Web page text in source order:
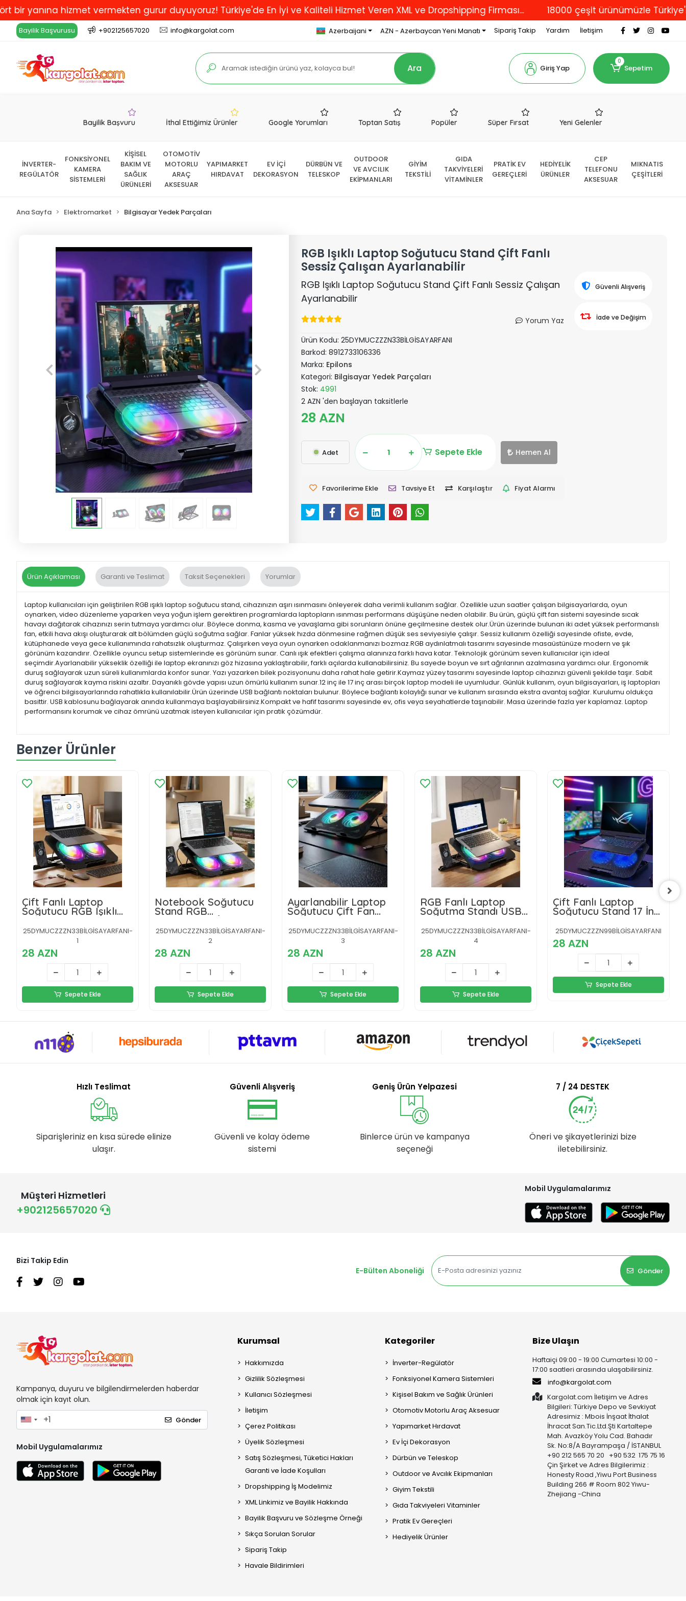
hizmet vermekten gurur duyuyoruz! Türkiye'de En İyi ve Kaliteli Hizmet Veren XML ve Dropshipping Firması... 18000 çeşit ürünümüzle Türkiye'nin
Bayilik Başvurusu +902125657020 info@kargolat.com Azerbaijani AZN - Azerbaycan Yeni Manatı Sipariş Takip Yardım İletişim
Ara Giriş Yap
0
Sepetim
Bayilik Başvuru İthal Ettiğimiz Ürünler Google Yorumları Toptan Satış Popüler Süper Fırsat Yeni Gelenler
İNVERTER-
REGÜLATÖR
FONKSİYONEL
KAMERA
SİSTEMLERİ
KİŞİSEL
BAKIM VE
SAĞLIK
ÜRÜNLERİ
OTOMOTİV
MOTORLU
ARAÇ
AKSESUAR
YAPIMARKET
HIRDAVAT
EV İÇİ
DEKORASYON
DÜRBÜN VE
TELESKOP
OUTDOOR
VE AVCILIK
EKİPMANLARI
GİYİM
TEKSTİLİ
GIDA
TAKVİYELERİ
VİTAMİNLER
PRATİK EV
GEREÇLERİ
HEDİYELİK
ÜRÜNLER
CEP
TELEFONU
AKSESUAR
MIKNATIS
ÇEŞİTLERİ
Ana Sayfa Elektromarket Bilgisayar Yedek Parçaları
RGB Işıklı Laptop Soğutucu Stand Çift Fanlı
Sessiz Çalışan Ayarlanabilir
RGB Işıklı Laptop Soğutucu Stand Çift Fanlı Sessiz Çalışan
Ayarlanabilir
Yorum Yaz
Ürün Kodu:25DYMUCZZZN33BİLGİSAYARFANI
Barkod:8912733106336
Marka: Epilons
Kategori: Bilgisayar Yedek Parçaları
Stok: 4991
2 AZN 'den başlayan taksitlerle
28 AZN
Adet Sepete Ekle Hemen Al
Favorilerime Ekle Tavsiye Et Karşılaştır Fiyat Alarmı
Güvenli Alışveriş
İade ve Değişim
Ürün Açıklaması Garanti ve Teslimat Taksit Seçenekleri Yorumlar
Laptop kullanıcıları için geliştirilen RGB ışıklı laptop soğutucu stand, cihazınızın aşırı ısınmasını önleyerek daha verimli kullanım sağlar. Özellikle uzun saatler çalışan bilgisayarlarda, oyun
oynarken, video düzenleme yaparken veya yoğun işlem gerektiren programlarda laptopların ısınması performans düşüşüne neden olabilir. Bu ürün, güçlü çift fan sistemi sayesinde sıcak
havayı dağıtarak cihazınızı serin tutmaya yardımcı olur. Böylece donma, kasma ve yavaşlama gibi sorunların önüne geçilmesine destek olur.Ürün üzerinde bulunan iki adet yüksek performanslı
fan, etkili hava akışı oluşturarak alt bölümden güçlü soğutma sağlar. Fanlar yüksek hızda dönmesine rağmen düşük ses seviyesiyle çalışır. Sessiz kullanım özelliği sayesinde ofiste, evde,
kütüphanede veya gece kullanımında rahatsızlık oluşturmaz. Çalışırken veya oyun oynarken odaklanmanızı bozmaz.RGB aydınlatmalı tasarımı sayesinde masaüstünüze modern ve şık
görünüm kazandırır. Özellikle oyuncu setup sistemlerinde es görünüm sunar. Canlı ışık efektleri çalışma alanınıza farklı hava katar. Teknolojik görünüm seven kullanıcılar için ideal
seçimdir.Ayarlanabilir yükseklik özelliği ile laptop ekranınızı göz hizasına yaklaştırabilir, farklı açılarda kullanabilirsiniz. Bu sayede boyun ve sırt ağrılarının azalmasına yardımcı olur. Ergonomik
duruş sağlayarak uzun süreli kullanımlarda konfor sunar. Yazı yazarken bilek pozisyonunu daha rahat hale getirir.Kaymaz yüzey tasarımı sayesinde laptop cihazınızı güvenli şekilde taşır. Sabit
duruş sağlayarak kayma riskini azaltır. Dayanıklı gövde yapısı uzun ömürlü kullanım sunar.12 inç ile 17 inç arası birçok laptop modeli ile uyumludur. Günlük kullanım, oyun bilgisayarları, iş laptopları
ve öğrenci bilgisayarlarında rahatlıkla kullanılabilir.Ürün üzerinde USB bağlantı noktaları bulunur. Böylece bağlantı kolaylığı sunar ve kullanım sırasında ekstra avantaj sağlar. Kurulumu oldukça
basittir. USB kablosunu bağlayarak anında kullanmaya başlayabilirsiniz.Kompakt ve hafif tasarımı sayesinde ev, ofis veya seyahatlerde taşınabilir. Masa üzerinde fazla yer kaplamaz. Laptop
performansını korumak ve cihaz ömrünü uzatmak isteyen kullanıcılar için pratik çözümdür.
Benzer Ürünler
Çift Fanlı Laptop
Soğutucu RGB Işıklı
Sessiz Notebook
Standı
25DYMUCZZZN33BİLGİSAYARFANI-
1
28 AZN
Sepete Ekle
Notebook Soğutucu
Stand RGB
Aydınlatmalı İki Fanlı
Laptop Altlığı
25DYMUCZZZN33BİLGİSAYARFANI-
2
28 AZN
Sepete Ekle
Ayarlanabilir Laptop
Soğutucu Çift Fan
RGB Işıklı Sessiz
Çalışan
25DYMUCZZZN33BİLGİSAYARFANI-
3
28 AZN
Sepete Ekle
RGB Fanlı Laptop
Soğutma Standı USB
Girişli Notebook
Yükseltici
25DYMUCZZZN33BİLGİSAYARFANI-
4
28 AZN
Sepete Ekle
Çift Fanlı Laptop
Soğutucu Stand 17 İnç
Uyumlu 8 Kademeli
Ayarlı USB Girişli
25DYMUCZZZN99BİLGİSAYARFANI
28 AZN
Sepete Ekle
Hızlı Teslimat
Siparişleriniz en kısa sürede elinize
ulaşır.
Güvenli Alışveriş
Güvenli ve kolay ödeme
sistemi
Geniş Ürün Yelpazesi
Binlerce ürün ve kampanya
seçeneği
7 / 24 DESTEK
Öneri ve şikayetlerinizi bize
iletebilirsiniz.
Müşteri Hizmetleri
+902125657020
Mobil Uygulamalarımız
Bizi Takip Edin
E-Bülten Aboneliği
Gönder
Kampanya, duyuru ve bilgilendirmelerden haberdar
olmak için kayıt olun.
Gönder
Mobil Uygulamalarımız
Kurumsal
Hakkımızda
Gizlilik Sözleşmesi
Kullanıcı Sözleşmesi
İletişim
Çerez Politikası
Üyelik Sözleşmesi
Satış Sözleşmesi, Tüketici Hakları
Garanti ve İade Koşulları
Dropshipping İş Modelimiz
XML Linkimiz ve Bayilik Hakkında
Bayilik Başvuru ve Sözleşme Örneği
Sıkça Sorulan Sorular
Sipariş Takip
Havale Bildirimleri
Kategoriler
İnverter-Regülatör
Fonksiyonel Kamera Sistemleri
Kişisel Bakım ve Sağlık Ürünleri
Otomotiv Motorlu Araç Aksesuar
Yapımarket Hırdavat
Ev İçi Dekorasyon
Dürbün ve Teleskop
Outdoor ve Avcılık Ekipmanları
Giyim Tekstili
Gıda Takviyeleri Vitaminler
Pratik Ev Gereçleri
Hediyelik Ürünler
Bize Ulaşın
Haftaiçi 09:00 - 19:00 Cumartesi 10:00 -
17:00 saatleri arasında ulaşabilirsiniz.
info@kargolat.com
Kargolat.com İletişim ve Adres
Bilgileri: Türkiye Depo ve Sevkiyat
Adresimiz : Mbois İnşaat İthalat
İhracat San.Tic.Ltd.Şti Kartaltepe
Mah. Avazköy Yolu Cad. Bahadır
Sk. No:8/A Bayrampaşa / İSTANBUL
+90 212 565 70 20 +90 532 175 75 16
Çin Şirket ve Adres Bilgilerimiz :
Honesty Road ,Yiwu Port Business
Building 266 # Room 802 Yiwu-
Zhejiang -China